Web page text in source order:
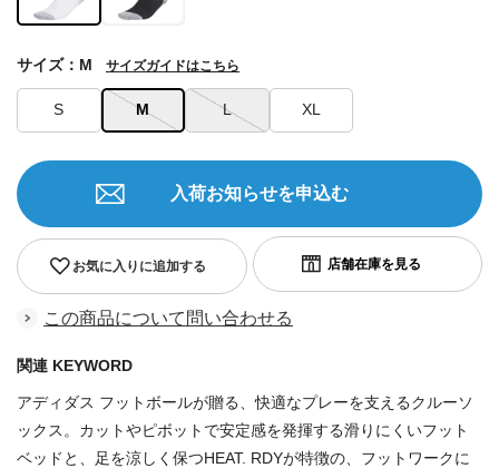
S M L XL
サイズ：M サイズガイドはこちら
お気に入りに追加する
入荷お知らせを申込む
この商品について問い合わせる
関連 KEYWORD
アディダス フットボールが贈る、快適なプレーを支えるクルーソ
ックス。カットやピボットで安定感を発揮する滑りにくいフット
ベッドと、足を涼しく保つHEAT. RDYが特徴の、フットワークに